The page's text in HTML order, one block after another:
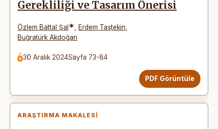
Gerekliliği ve Tasarım Önerisi
Özlem Battal Şal * Erdem Taştekin
Buğratürk Akdoğan
30 Aralık 2024Sayfa 73-84
PDF Görüntüle
ARAŞTIRMA MAKALESI